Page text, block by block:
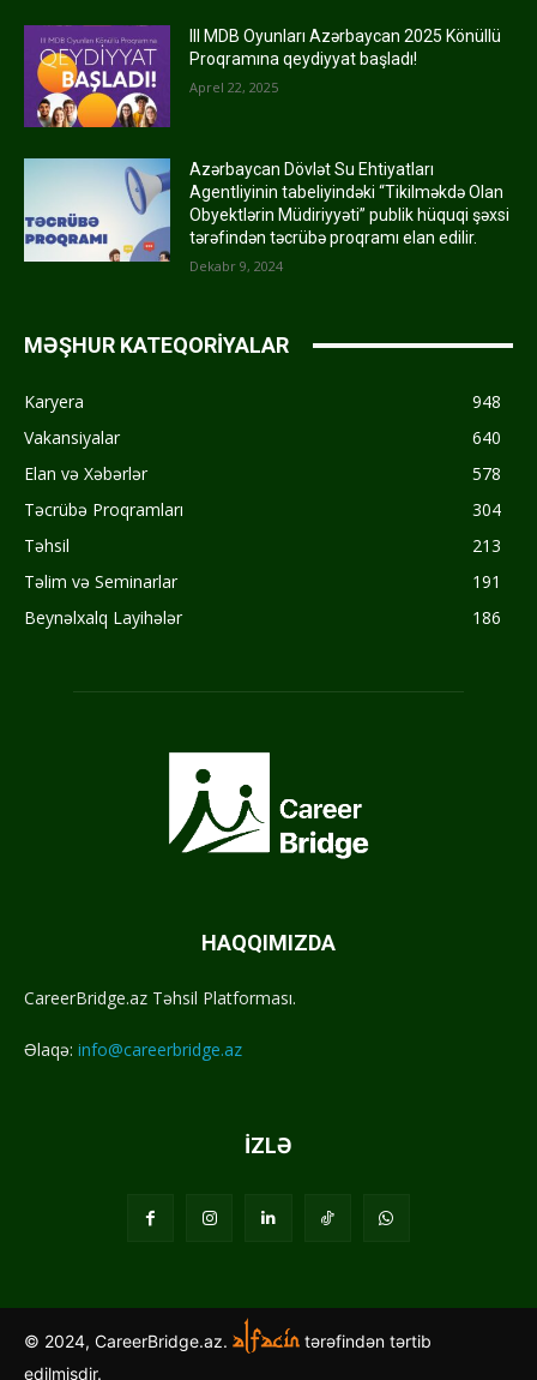
III MDB Oyunları Azərbaycan 2025 Könüllü
Proqramına qeydiyyat başladı!
Aprel 22, 2025
Azərbaycan Dövlət Su Ehtiyatları
Agentliyinin tabeliyindəki “Tikilməkdə Olan
Obyektlərin Müdiriyyəti” publik hüquqi şəxsi
tərəfindən təcrübə proqramı elan edilir.
Dekabr 9, 2024
MƏŞHUR KATEQORİYALAR
Karyera
948
Vakansiyalar
640
Elan və Xəbərlər
578
Təcrübə Proqramları
304
Təhsil
213
Təlim və Seminarlar
191
Beynəlxalq Layihələr
186
HAQQIMIZDA
CareerBridge.az Təhsil Platforması.
Əlaqə: info@careerbridge.az
İZLƏ
© 2024, CareerBridge.az.
tərəfindən tərtib
edilmişdir.